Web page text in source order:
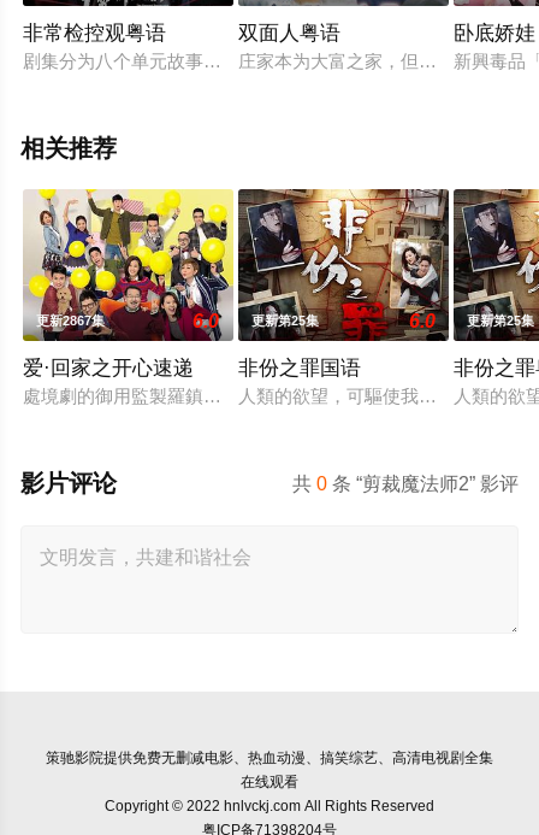
非常检控观粤语
剧集分为八个单元故事，讲述马德钟所演的非常检控观带领一
双面人粤语
庄家本为大富之家，但因家道中落，
卧底娇娃
新興毒品
相关推荐
更新2867集 6.0
爱·回家之开心速递
處境劇的御用監製羅鎮岳已經準備開拍新一套處境劇，暫定叫
更新第25集 6.0
非份之罪国语
人類的欲望，可驅使我們超越自我，
更新第25集
非份之
人類的欲
共0 条 “剪裁魔法师2” 影评
影片评论
策驰影院提供免费无删减电影、热血动漫、搞笑综艺、高清电视剧全集
在线观看
Copyright © 2022 hnlvckj.com All Rights Reserved
粤ICP备71398204号